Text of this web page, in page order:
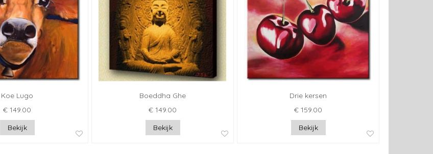
Koe Lugo
€ 149.00
Bekijk
Boeddha Ghe
€ 149.00
Bekijk
Drie kersen
€ 159.00
Bekijk